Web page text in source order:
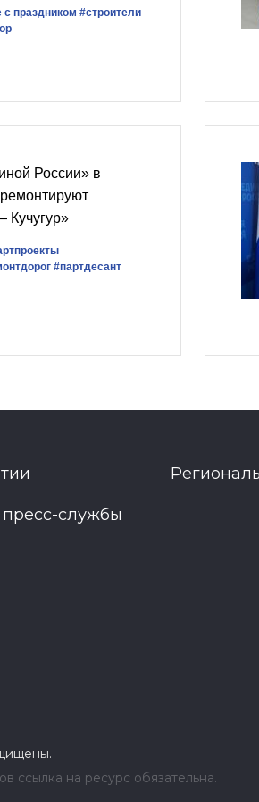
с праздником #строители
России» в
ремонтируют
Кучугур»
#партдесант
пресс-службы
ссылка на ресурс обязательна.